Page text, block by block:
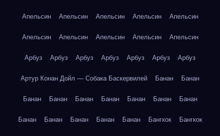
Апельсин Апельсин Апельсин Апельсин Апельсин
Апельсин Апельсин Апельсин Апельсин Апельсин
Арбуз Арбуз Арбуз Арбуз Арбуз Арбуз Арбуз
Артур Конан Дойл — Собака Баскервилей Банан Банан
Банан Банан Банан Банан Банан Банан Банан
Банан Банан Банан Банан Банан Бангкок Бангкок